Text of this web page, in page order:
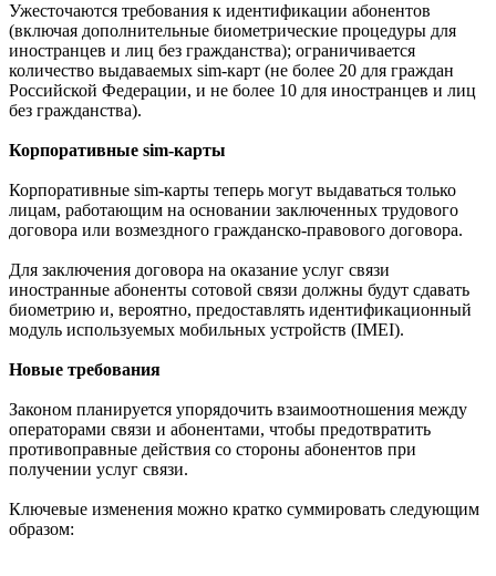
Ужесточаются требования к идентификации абонентов
(включая дополнительные биометрические процедуры для
иностранцев и лиц без гражданства); ограничивается
количество выдаваемых sim-карт (не более 20 для граждан
Российской Федерации, и не более 10 для иностранцев и лиц
без гражданства).
Корпоративные sim-карты
Корпоративные sim-карты теперь могут выдаваться только
лицам, работающим на основании заключенных трудового
договора или возмездного гражданско-правового договора.
Для заключения договора на оказание услуг связи
иностранные абоненты сотовой связи должны будут сдавать
биометрию и, вероятно, предоставлять идентификационный
модуль используемых мобильных устройств (IMEI).
Новые требования
Законом планируется упорядочить взаимоотношения между
операторами связи и абонентами, чтобы предотвратить
противоправные действия со стороны абонентов при
получении услуг связи.
Ключевые изменения можно кратко суммировать следующим
образом: